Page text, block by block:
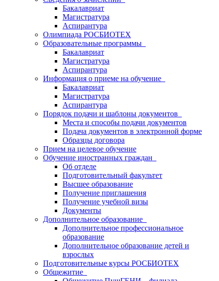
Бакалавриат
Магистратура
Аспирантура
Олимпиада РОСБИОТЕХ
Образовательные программы
Бакалавриат
Магистратура
Аспирантура
Информация о приеме на обучение
Бакалавриат
Магистратура
Аспирантура
Порядок подачи и шаблоны документов
Места и способы подачи документов
Подача документов в электронной форме
Образцы договора
Прием на целевое обучение
Обучение иностранных граждан
Об отделе
Подготовительный факультет
Высшее образование
Получение приглашения
Получение учебной визы
Документы
Дополнительное образование
Дополнительное профессиональное
образование
Дополнительное образование детей и
взрослых
Подготовительные курсы РОСБИОТЕХ
Общежитие